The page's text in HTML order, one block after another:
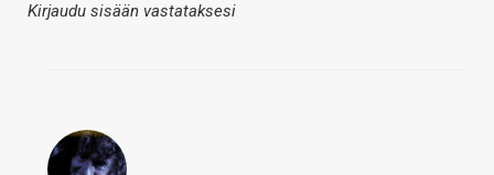
Kirjaudu sisään vastataksesi